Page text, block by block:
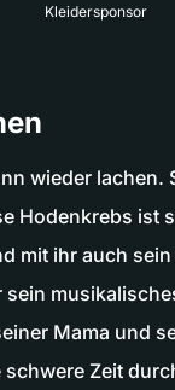
Kleidersponsor
wieder lachen.
Hodenkrebs ist
mit ihr auch
sein
Mama und
Zeit